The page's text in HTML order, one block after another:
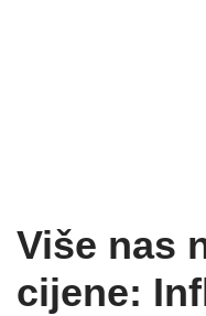
Više nas
cijene: